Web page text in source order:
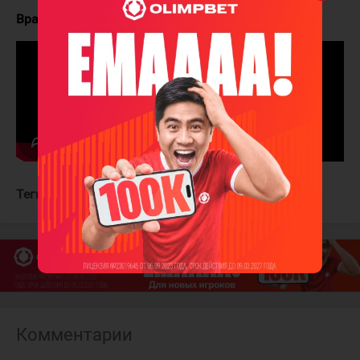
Вратари: Пулен - Мразек
Теги: Монреаль Канадиенс Торонто Мэйпл Лифс
Комментарии